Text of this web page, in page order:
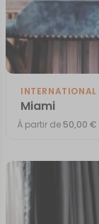
INTERNATIONAL
Miami
À partir de 50,00 €